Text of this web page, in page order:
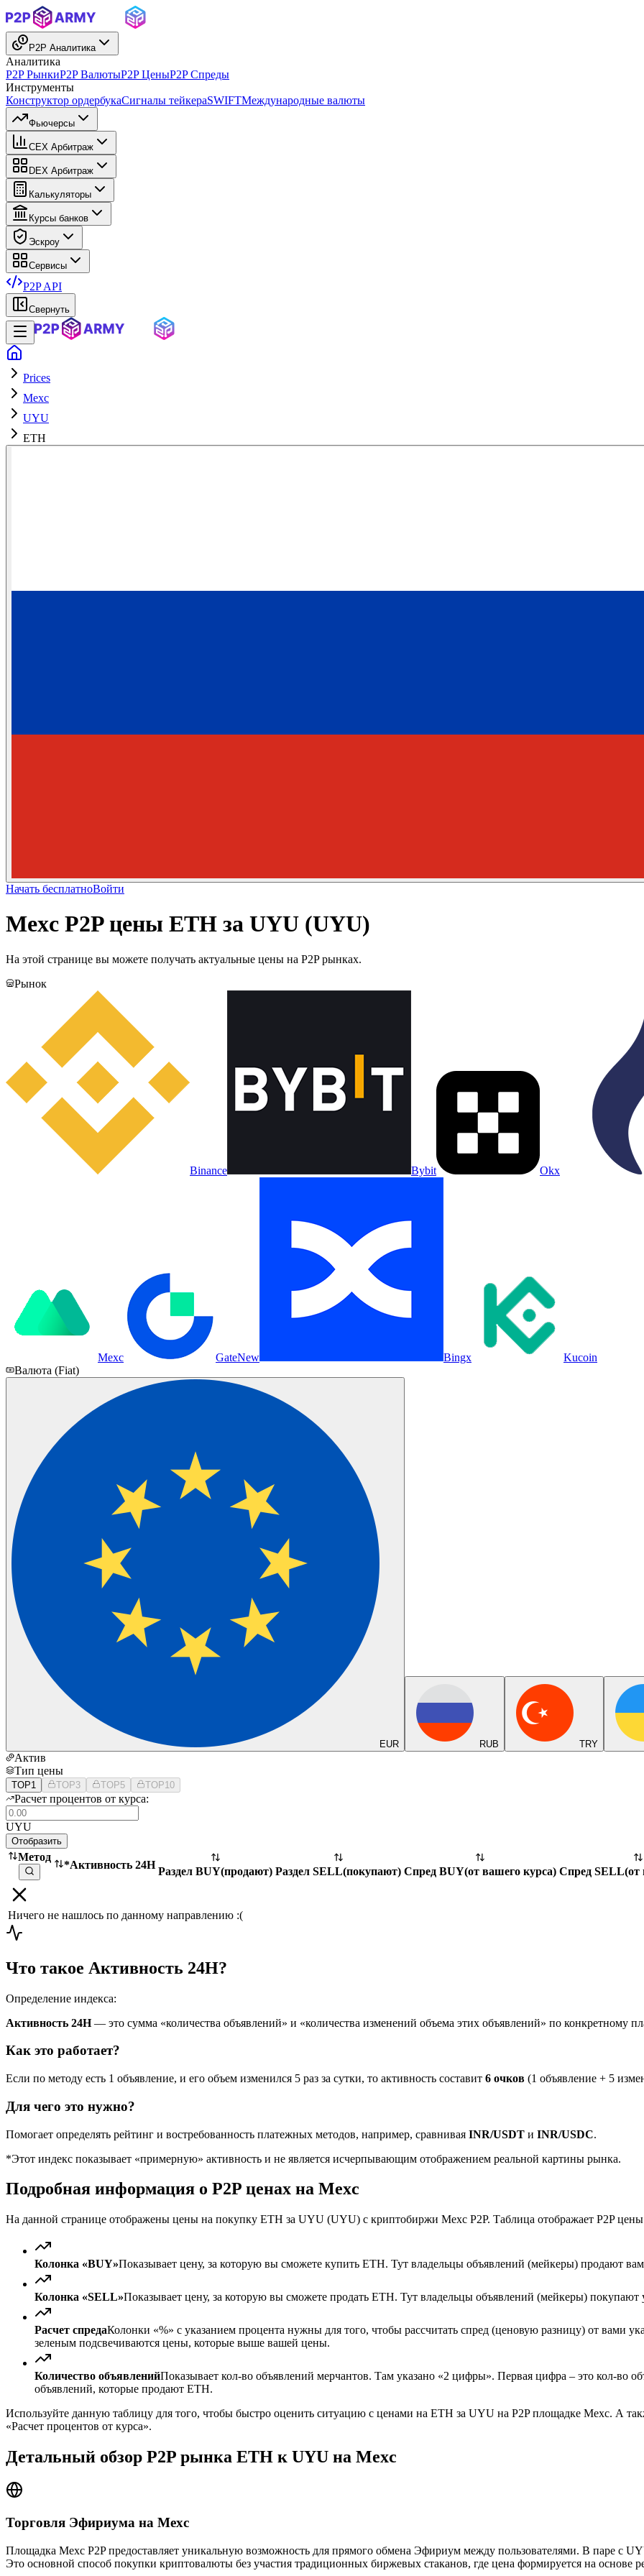
P2P Аналитика
Аналитика
P2P РынкиP2P ВалютыP2P ЦеныP2P Спреды
Инструменты
Конструктор ордербукаСигналы тейкераSWIFTМеждународные валюты
Фьючерсы
CEX Арбитраж
DEX Арбитраж
Калькуляторы
Курсы банков
Эскроу
Сервисы
P2P API
Свернуть
Prices
Mexc
UYU
ETH
Начать бесплатноВойти
Mexc P2P цены ETH за UYU (UYU)
На этой странице вы можете получать актуальные цены на P2P рынках.
Рынок
Binance Bybit Okx
Mexc GateNew Bingx
Kucoin
Валюта (Fiat)
EUR RUB TRY
Актив
Тип цены
TOP1 TOP3 TOP5 TOP10
Расчет процентов от курса:
UYU
Отобразить
Метод
*Активность 24H
Раздел BUY(продают) Раздел SELL(покупают) Спред BUY(от вашего курса) Спред SELL(от
Ничего не нашлось по данному направлению :(
Что такое Активность 24H?
Определение индекса:
Активность 24H— это сумма «количества объявлений» и «количества изменений объема этих объявлений» по конкретному
Как это работает?
Если по методу есть 1 объявление, и его объем изменился 5 раз за сутки, то активность составит 6 очков (1 объявление + 5
Для чего это нужно?
Помогает определять рейтинг и востребованность платежных методов, например, сравнивая INR/USDT и INR/USDC.
*Этот индекс показывает «примерную» активность и не является исчерпывающим отображением реальной картины рынка.
Подробная информация о P2P ценах на Mexc
На данной странице отображены цены на покупку ETH за UYU (UYU) с криптобиржи Mexc P2P. Таблица отображает P2P
Колонка «BUY»Показывает цену, за которую вы сможете купить ETH. Тут владельцы объявлений (мейкеры) продают
Колонка «SELL»Показывает цену, за которую вы сможете продать ETH. Тут владельцы объявлений (мейкеры) покупают
Расчет спредаКолонки «%» с указанием процента нужны для того, чтобы рассчитать спред (ценовую разницу) от вами
зеленым подсвечиваются цены, которые выше вашей цены.
Количество объявленийПоказывает кол-во объявлений мерчантов. Там указано «2 цифры». Первая цифра – это кол-во
объявлений, которые продают ETH.
Используйте данную таблицу для того, чтобы быстро оценить ситуацию с ценами на ETH за UYU на P2P площадке Mexc. А
«Расчет процентов от курса».
Детальный обзор P2P рынка ETH к UYU на Mexc
Торговля Эфириума на Mexc
Площадка Mexc P2P предоставляет уникальную возможность для прямого обмена Эфириум между пользователями. В паре с
Это основной способ покупки криптовалюты без участия традиционных биржевых стаканов, где цена формируется на основе